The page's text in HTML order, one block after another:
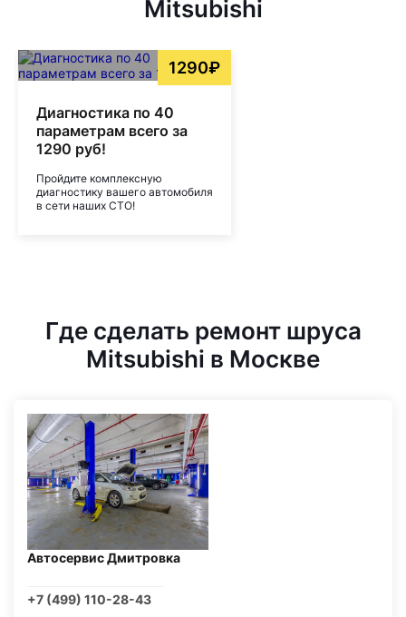
Mitsubishi
1290₽
Диагностика по 40
параметрам всего за
1290 руб!
Пройдите комплексную
диагностику вашего автомобиля
в сети наших СТО!
Где сделать ремонт шруса
Mitsubishi в Москве
Автосервис Дмитровка
+7 (499) 110-28-43